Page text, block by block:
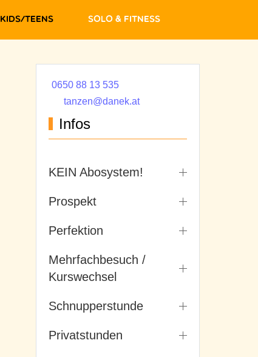
Kids/Teens Solo & Fitness
0650 88 13 535
tanzen@danek.at
Infos
KEIN Abosystem!
Prospekt
Perfektion
Mehrfachbesuch /
Kurswechsel
Schnupperstunde
Privatstunden